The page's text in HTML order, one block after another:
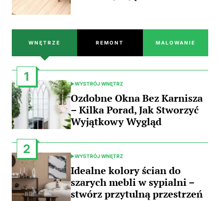
WNĘTRZE REMONT MALOWANIE
1
POSTED
IN
WYSTRÓJ WNĘTRZ
Ozdobne Okna Bez Karnisza
– Kilka Porad, Jak Stworzyć
Wyjątkowy Wygląd
2
POSTED
IN
WYSTRÓJ WNĘTRZ
Idealne kolory ścian do
szarych mebli w sypialni –
stwórz przytulną przestrzeń